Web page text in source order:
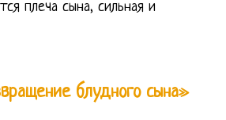
плеча сына, сильная и
блудного сына»